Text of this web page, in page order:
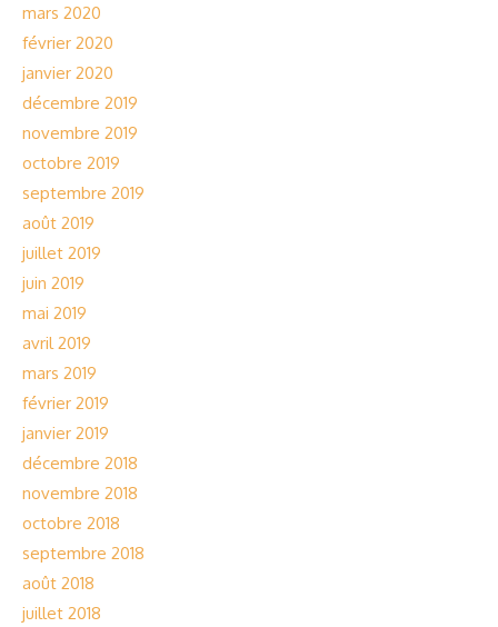
mars 2020
février 2020
janvier 2020
décembre 2019
novembre 2019
octobre 2019
septembre 2019
août 2019
juillet 2019
juin 2019
mai 2019
avril 2019
mars 2019
février 2019
janvier 2019
décembre 2018
novembre 2018
octobre 2018
septembre 2018
août 2018
juillet 2018